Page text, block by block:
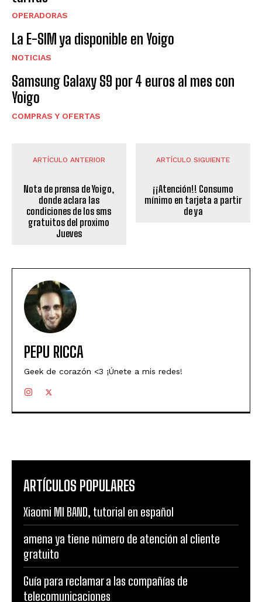
OPERADORAS
La E-SIM ya disponible en Yoigo
NOTICIAS
Samsung Galaxy S9 por 4 euros al mes con
Yoigo
COMPRAS Y OFERTAS
ARTÍCULO ANTERIOR
Nota de prensa de Yoigo,
donde aclara las
condiciones de los sms
gratuitos del proximo
Jueves
ARTÍCULO SIGUIENTE
¡¡Atención!! Consumo
mínimo en tarjeta a partir
de ya
PEPU RICCA
Geek de corazón <3 ¡Únete a mis redes!
ARTÍCULOS POPULARES
Xiaomi MI BAND, tutorial en español
amena ya tiene número de atención al cliente
gratuito
Guía para reclamar a las compañías de
telecomunicaciones